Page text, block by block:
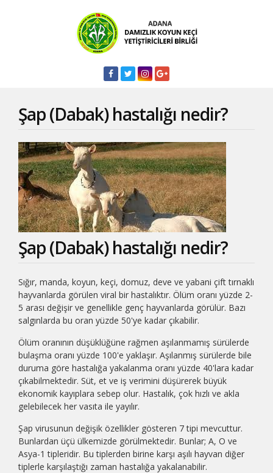
Şap (Dabak) hastalığı nedir?
Şap (Dabak) hastalığı nedir?
Sığır, manda, koyun, keçi, domuz, deve ve yabani çift tırnaklı
hayvanlarda görülen viral bir hastalıktır. Ölüm oranı yüzde 2-
5 arası değişir ve genellikle genç hayvanlarda görülür. Bazı
salgınlarda bu oran yüzde 50'ye kadar çıkabilir.
Ölüm oranının düşüklüğüne rağmen aşılanmamış sürülerde
bulaşma oranı yüzde 100'e yaklaşır. Aşılanmış sürülerde bile
duruma göre hastalığa yakalanma oranı yüzde 40'lara kadar
çıkabilmektedir. Süt, et ve iş verimini düşürerek büyük
ekonomik kayıplara sebep olur. Hastalık, çok hızlı ve akla
gelebilecek her vasıta ile yayılır.
Şap virusunun değişik özellikler gösteren 7 tipi mevcuttur.
Bunlardan üçü ülkemizde görülmektedir. Bunlar; A, O ve
Asya-1 tipleridir. Bu tiplerden birine karşı aşılı hayvan diğer
tiplerle karşılaştığı zaman hastalığa yakalanabilir.